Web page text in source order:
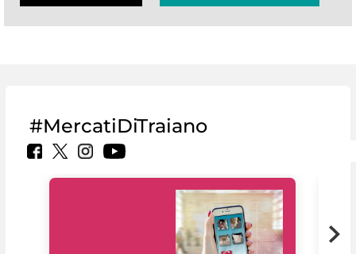
#MercatiDiTraiano